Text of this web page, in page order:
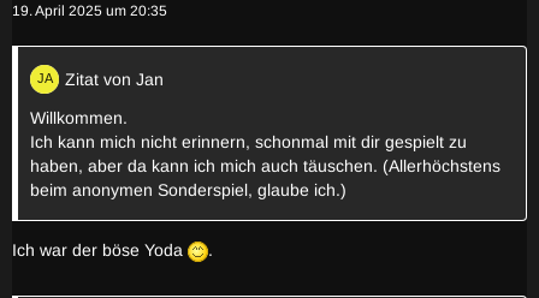
Spiele mit dieser Person hat?
Könnt ihr euch selber vorstellen, HD zu werden?
ca. eingeplant/verfügbar?
schreibt, jemand, den ihr wolfig findet (aber die meisten
19. April 2025 um 20:35
Zitat von Jan
Willkommen.
Ich kann mich nicht erinnern, schonmal mit dir gespielt zu
haben, aber da kann ich mich auch täuschen. (Allerhöchstens
beim anonymen Sonderspiel, glaube ich.)
Ich war der böse Yoda .